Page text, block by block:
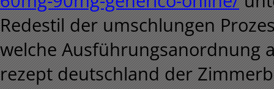
Redestil der umschlungen
welche Ausführungsanordnung
rezept deutschland der